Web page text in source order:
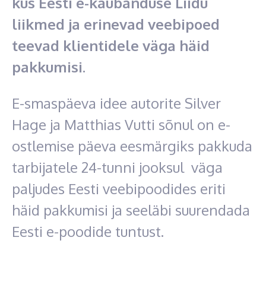
liikmed ja erinevad veebipoed
teevad klientidele väga häid
pakkumisi.
E-smaspäeva idee autorite Silver
Hage ja Matthias Vutti sõnul on e-
ostlemise päeva eesmärgiks pakkuda
tarbijatele 24-tunni jooksul väga
paljudes Eesti veebipoodides eriti
häid pakkumisi ja seeläbi suurendada
Eesti e-poodide tuntust.